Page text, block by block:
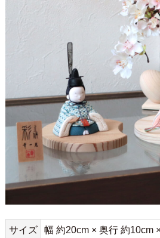
サイズ 幅 約20cm × 奥行 約10cm